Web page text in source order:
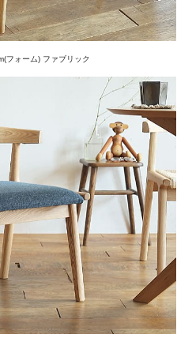
フォーム) ファブリック